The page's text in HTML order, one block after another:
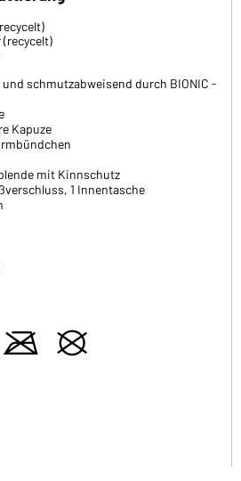
schmutzabweisend durch BIONIC -
Kapuze
mit Kinnschutz
1 Innentasche
m U